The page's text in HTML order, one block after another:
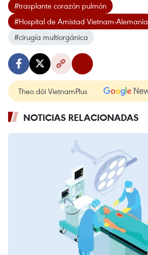
#trasplante corazón pulmón
#Hospital de Amistad Vietnam-Alemania
#cirugía multiorgánica
Theo dõi VietnamPlus
NOTICIAS RELACIONADAS